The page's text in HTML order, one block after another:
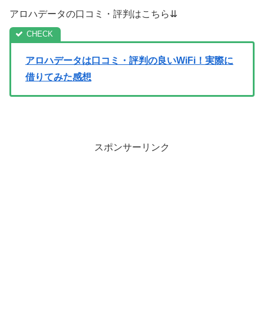
アロハデータの口コミ・評判はこちら⇊
アロハデータは口コミ・評判の良いWiFi！実際に
借りてみた感想
スポンサーリンク